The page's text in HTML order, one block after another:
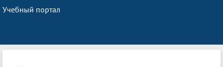
Учебный портал